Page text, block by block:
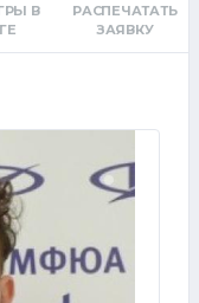
В
РАСПЕЧАТАТЬ
ЗАЯВКУ